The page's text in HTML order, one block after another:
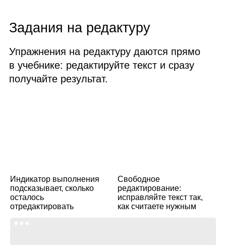
Задания на редактуру
Упражнения на редактуру даются прямо
в учебнике: редактируйте текст и сразу
получайте результат.
Индикатор выполнения
подсказывает, сколько
осталось
отредактировать
Свободное
редактирование:
исправляйте текст так,
как считаете нужным